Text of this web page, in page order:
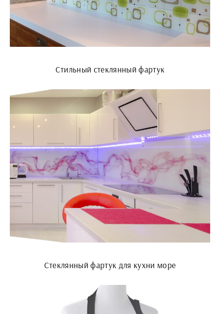
Стильный стеклянный фартук
Стеклянный фартук для кухни море